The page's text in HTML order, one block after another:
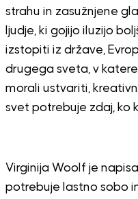
strahu in zasužnjene
ljudje, ki gojijo iluzijo
izstopiti iz države,
drugega sveta, v
morali ustvariti,
svet potrebuje zdaj, ko
Virginija Woolf je
potrebuje lastno sobo